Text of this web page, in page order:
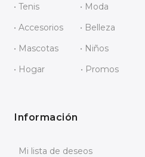
• Tenis
• Moda
• Accesorios
• Belleza
• Mascotas
• Niños
• Hogar
• Promos
Información
Mi lista de deseos